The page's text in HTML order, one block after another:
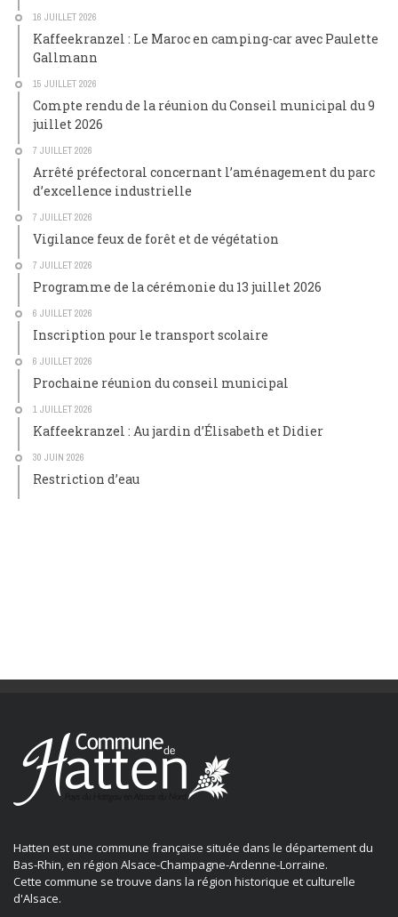
16 JUILLET 2026
Kaffeekranzel : Le Maroc en camping-car avec Paulette
Gallmann
15 JUILLET 2026
Compte rendu de la réunion du Conseil municipal du 9
juillet 2026
7 JUILLET 2026
Arrêté préfectoral concernant l’aménagement du parc
d’excellence industrielle
7 JUILLET 2026
Vigilance feux de forêt et de végétation
7 JUILLET 2026
Programme de la cérémonie du 13 juillet 2026
6 JUILLET 2026
Inscription pour le transport scolaire
6 JUILLET 2026
Prochaine réunion du conseil municipal
1 JUILLET 2026
Kaffeekranzel : Au jardin d’Élisabeth et Didier
30 JUIN 2026
Restriction d’eau
Hatten est une commune française située dans le département du
Bas-Rhin, en région Alsace-Champagne-Ardenne-Lorraine.
Cette commune se trouve dans la région historique et culturelle
d'Alsace.